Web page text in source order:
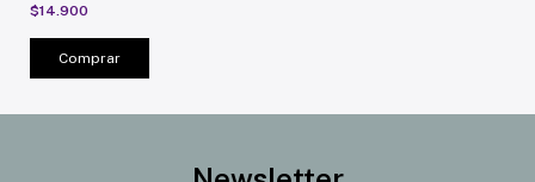
$14.900
Comprar